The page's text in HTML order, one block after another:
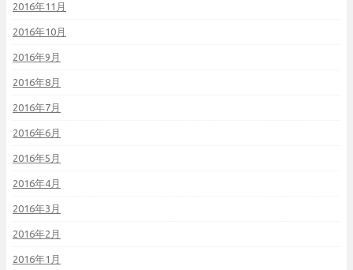
2016年11月
2016年10月
2016年9月
2016年8月
2016年7月
2016年6月
2016年5月
2016年4月
2016年3月
2016年2月
2016年1月